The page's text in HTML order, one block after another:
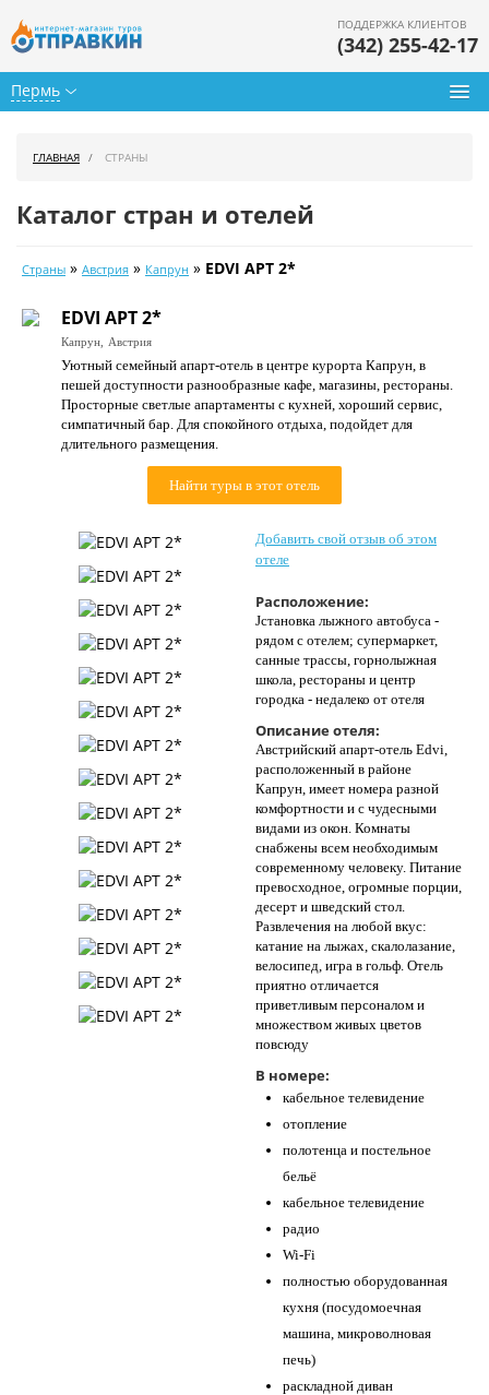
Пермь
ПОДДЕРЖКА КЛИЕНТОВ
(342) 255-42-17
Календарь туров
Цены дня
Страны
Как купить
ГЛАВНАЯ СТРАНЫ
Каталог стран и отелей
Страны » Австрия » Капрун » EDVI APT 2*
EDVI APT 2*
Капрун, Австрия
Уютный семейный апарт-отель в центре курорта Капрун, в
пешей доступности разнообразные кафе, магазины, рестораны.
Просторные светлые апартаменты с кухней, хороший сервис,
симпатичный бар. Для спокойного отдыха, подойдет для
длительного размещения.
Найти туры в этот отель
Добавить свой отзыв об этом
отеле
Расположение:
Jстановка лыжного автобуса -
рядом с отелем; супермаркет,
санные трассы, горнолыжная
школа, рестораны и центр
городка - недалеко от отеля
Описание отеля:
Австрийский апарт-отель Edvi,
расположенный в районе
Капрун, имеет номера разной
комфортности и с чудесными
видами из окон. Комнаты
снабжены всем необходимым
современному человеку. Питание
превосходное, огромные порции,
десерт и шведский стол.
Развлечения на любой вкус:
катание на лыжах, скалолазание,
велосипед, игра в гольф. Отель
приятно отличается
приветливым персоналом и
множеством живых цветов
повсюду
В номере:
кабельное телевидение
отопление
полотенца и постельное
бельё
кабельное телевидение
радио
Wi-Fi
полностью оборудованная
кухня (посудомоечная
машина, микроволновая
печь)
раскладной диван